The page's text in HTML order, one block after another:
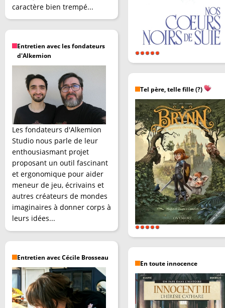
caractère bien trempé...
Entretien avec les fondateurs
d'Alkemion
Les fondateurs d'Alkemion
Studio nous parle de leur
enthousiasmant projet
proposant un outil fascinant
et ergonomique pour aider
meneur de jeu, écrivains et
autres créateurs de mondes
imaginaires à donner corps à
leurs idées...
Entretien avec Cécile Brosseau
Tel père, telle fille (?)
En toute innocence